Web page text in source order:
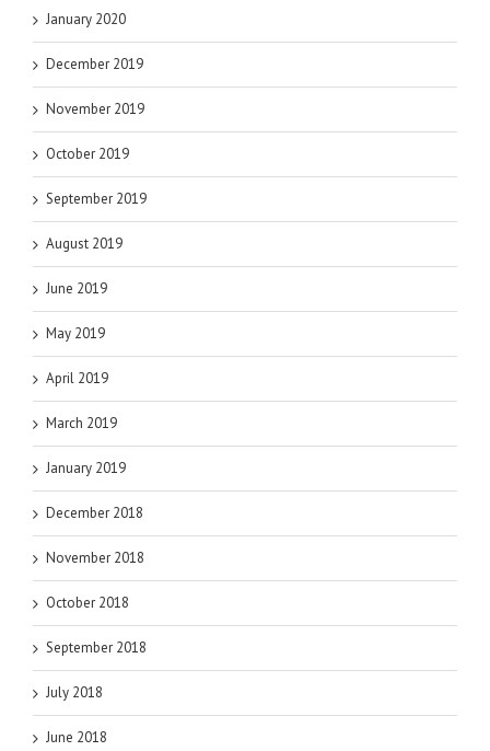
January 2020
December 2019
November 2019
October 2019
September 2019
August 2019
June 2019
May 2019
April 2019
March 2019
January 2019
December 2018
November 2018
October 2018
September 2018
July 2018
June 2018